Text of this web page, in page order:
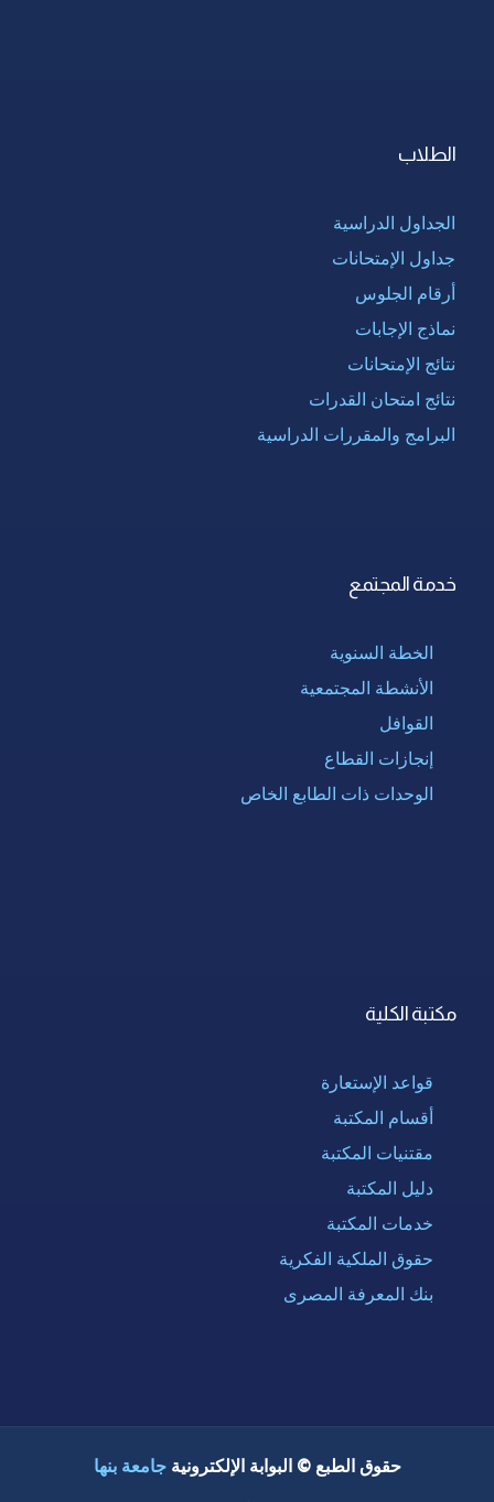
الطلاب
الجداول الدراسية
جداول الإمتحانات
أرقام الجلوس
نماذج الإجابات
نتائج الإمتحانات
نتائج امتحان القدرات
البرامج والمقررات الدراسية
خدمة المجتمع
الخطة السنوية
الأنشطة المجتمعية
القوافل
إنجازات القطاع
الوحدات ذات الطابع الخاص
مكتبة الكلية
قواعد الإستعارة
أقسام المكتبة
مقتنيات المكتبة
دليل المكتبة
خدمات المكتبة
حقوق الملكية الفكرية
بنك المعرفة المصرى
حقوق الطبع © البوابة الإلكترونية جامعة بنها